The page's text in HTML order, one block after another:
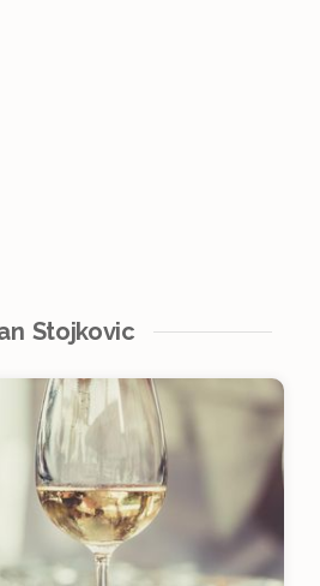
Stojkovic